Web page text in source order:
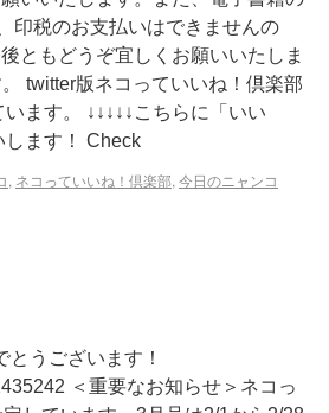
印税のお支払いはできませんの
ともどうぞ宜しくお願いいたしま
twitter版ネコっていいね！倶楽部
ます。 ↓↓↓↓↓こちらに「いい
します！ Check
, ネコっていいね！倶楽部, 今日のニャンコ
うございます！
＜重要なお知らせ＞ネコっ